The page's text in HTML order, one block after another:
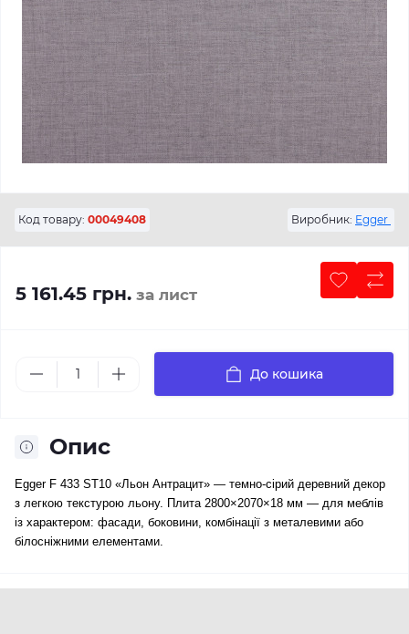
Код товару: 00049408 Виробник: Egger
5 161.45 грн. за лист
До кошика
Опис
Egger F 433 ST10 «Льон Антрацит» — темно-сірий деревний декор
з легкою текстурою льону. Плита 2800×2070×18 мм — для меблів
із характером: фасади, боковини, комбінації з металевими або
білосніжними елементами.